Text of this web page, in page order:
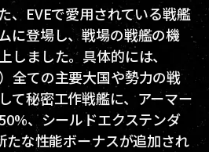
、EVEで愛用されている戦艦
に登場し、戦場の戦艦の機
しました。具体的には、
全ての主要大国や勢力の戦
て秘密工作戦艦に、アーマー
、シールドエクステンダ
たな性能ボーナスが追加され